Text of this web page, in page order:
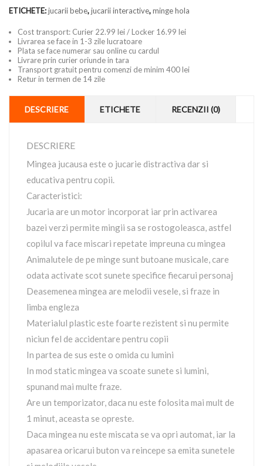
ETICHETE:jucarii bebe,jucarii interactive,minge hola
Cost transport: Curier 22.99 lei / Locker 16.99 lei
Livrarea se face in 1-3 zile lucratoare
Plata se face numerar sau online cu cardul
Livrare prin curier oriunde in tara
Transport gratuit pentru comenzi de minim 400 lei
Retur in termen de 14 zile
DESCRIERE ETICHETE RECENZII (0)
DESCRIERE
Mingea jucausa este o jucarie distractiva dar si
educativa pentru copii.
Caracteristici:
Jucaria are un motor incorporat iar prin activarea
bazei verzi permite mingii sa se rostogoleasca, astfel
copilul va face miscari repetate impreuna cu mingea
Animalutele de pe minge sunt butoane musicale, care
odata activate scot sunete specifice fiecarui personaj
Deasemenea mingea are melodii vesele, si fraze in
limba engleza
Materialul plastic este foarte rezistent si nu permite
niciun fel de accidentare pentru copii
In partea de sus este o omida cu lumini
In mod static mingea va scoate sunete si lumini,
spunand mai multe fraze.
Are un temporizator, daca nu este folosita mai mult de
1 minut, aceasta se opreste.
Daca mingea nu este miscata se va opri automat, iar la
apasarea oricarui buton va reincepe sa emita sunetele